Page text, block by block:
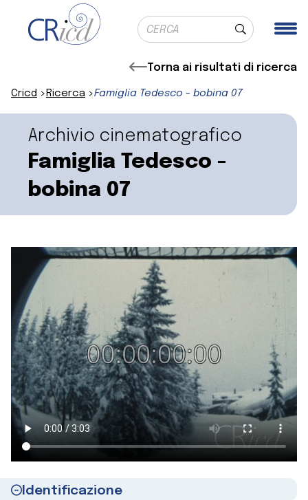
Ricerca globale
Cerca
Torna ai risultati di ricerca
Cricd Ricerca Famiglia Tedesco - bobina 07
Archivio cinematografico
Famiglia Tedesco -
bobina 07
Identificazione